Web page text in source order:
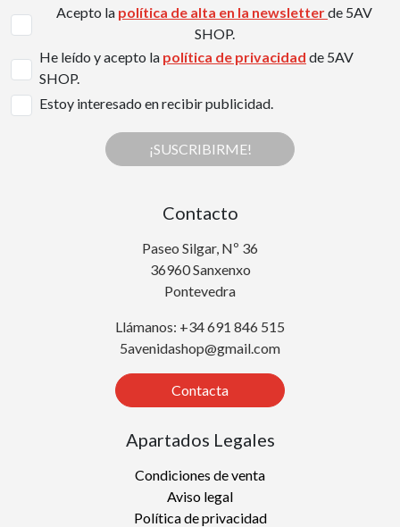
Acepto la política de alta en la newsletterde 5AV
SHOP.
He leído y acepto la política de privacidad de 5AV
SHOP.
Estoy interesado en recibir publicidad.
¡SUSCRIBIRME!
Contacto
Paseo Silgar, Nº 36
36960 Sanxenxo
Pontevedra
Llámanos: +34 691 846 515
5avenidashop@gmail.com
Contacta
Apartados Legales
Condiciones de venta
Aviso legal
Política de privacidad